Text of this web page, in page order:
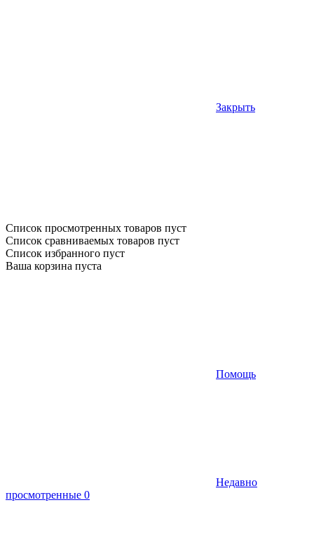
Закрыть
Список просмотренных товаров пуст
Список сравниваемых товаров пуст
Список избранного пуст
Ваша корзина пуста
Помощь
Недавно
просмотренные 0